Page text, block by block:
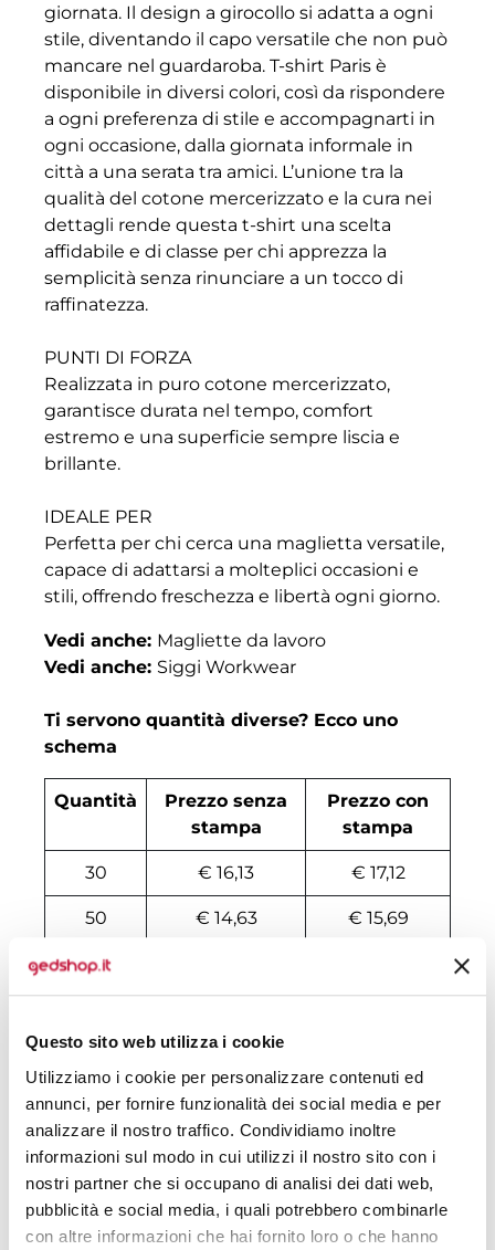
Questo sito web utilizza i cookie
Utilizziamo i cookie per personalizzare contenuti ed
annunci, per fornire funzionalità dei social media e per
analizzare il nostro traffico. Condividiamo inoltre
informazioni sul modo in cui utilizzi il nostro sito con i
nostri partner che si occupano di analisi dei dati web,
pubblicità e social media, i quali potrebbero combinarle
con altre informazioni che hai fornito loro o che hanno
giornata. Il design a girocollo si adatta a ogni
stile, diventando il capo versatile che non può
mancare nel guardaroba. T-shirt Paris è
disponibile in diversi colori, così da rispondere
a ogni preferenza di stile e accompagnarti in
ogni occasione, dalla giornata informale in
città a una serata tra amici. L’unione tra la
qualità del cotone mercerizzato e la cura nei
dettagli rende questa t-shirt una scelta
affidabile e di classe per chi apprezza la
semplicità senza rinunciare a un tocco di
raffinatezza.
PUNTI DI FORZA
Realizzata in puro cotone mercerizzato,
garantisce durata nel tempo, comfort
estremo e una superficie sempre liscia e
brillante.
IDEALE PER
Perfetta per chi cerca una maglietta versatile,
capace di adattarsi a molteplici occasioni e
stili, offrendo freschezza e libertà ogni giorno.
Vedi anche: Magliette da lavoro
Vedi anche: Siggi Workwear
Ti servono quantità diverse? Ecco uno
schema
Quantità
Prezzo senza
stampa
Prezzo con
stampa
30 € 16,13 € 17,12
50 € 14,63 € 15,69
100
500 € 11,91
1000 € 11,48 € 11,86
2000 € 11,29 € 11,53
3000 € 11,21 € 11,46